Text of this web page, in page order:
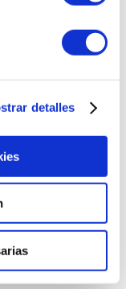
detalles
de apoyo a la
a través del programa de
Europea en virtud del